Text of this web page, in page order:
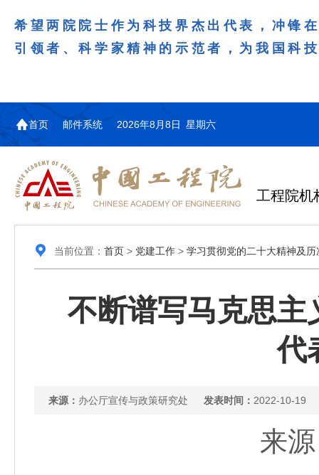
希望两院院士作为科技界杰出代表，冲锋
引领者、科学家精神的示范者，为我国科
首页 邮件系统 2026年8月8日 星期六
工程院机
当前位置： 首页> 党建工作> 学习贯彻党的二十大精神及历
不断谱写马克思
代
来源： 办公厅宣传与政策研究处 发表时间： 2022-10-19
来